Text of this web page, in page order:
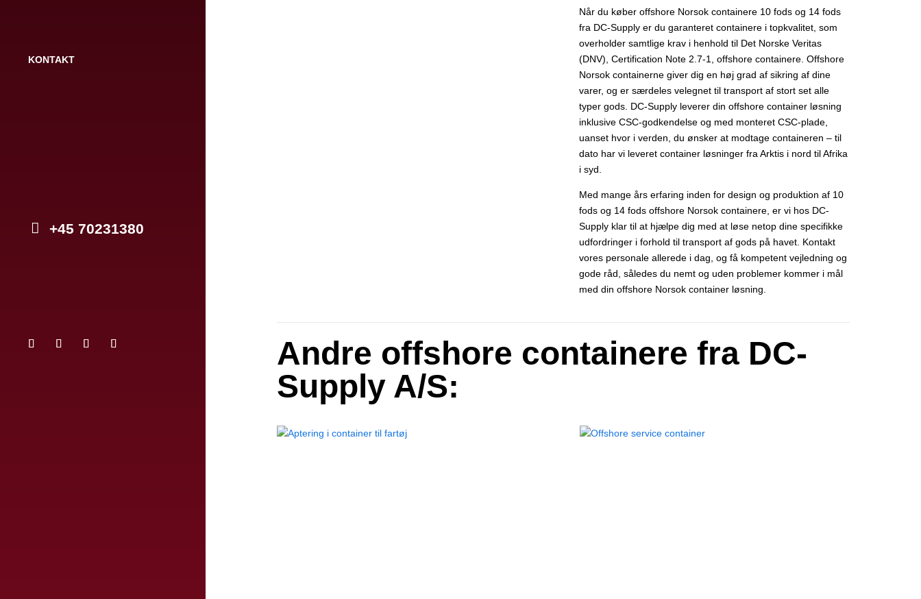
KONTAKT
+45 70231380
Når du køber offshore Norsok containere 10 fods og 14 fods
fra DC-Supply er du garanteret containere i topkvalitet, som
overholder samtlige krav i henhold til Det Norske Veritas
(DNV), Certification Note 2.7-1, offshore containere. Offshore
Norsok containerne giver dig en høj grad af sikring af dine
varer, og er særdeles velegnet til transport af stort set alle
typer gods. DC-Supply leverer din offshore container løsning
inklusive CSC-godkendelse og med monteret CSC-plade,
uanset hvor i verden, du ønsker at modtage containeren – til
dato har vi leveret container løsninger fra Arktis i nord til Afrika
i syd.
Med mange års erfaring inden for design og produktion af 10
fods og 14 fods offshore Norsok containere, er vi hos DC-
Supply klar til at hjælpe dig med at løse netop dine specifikke
udfordringer i forhold til transport af gods på havet. Kontakt
vores personale allerede i dag, og få kompetent vejledning og
gode råd, således du nemt og uden problemer kommer i mål
med din offshore Norsok container løsning.
Andre offshore containere fra DC-
Supply A/S: